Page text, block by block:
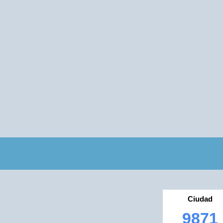
Ciudad
9871